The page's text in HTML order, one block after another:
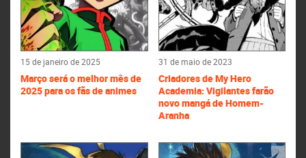
15 de janeiro de 2025
Março será o melhor mês de
2025 para os fãs de animes
31 de maio de 2023
Criadores de My Hero
Academia: Vigilantes farão
novo mangá de Homem-
Aranha